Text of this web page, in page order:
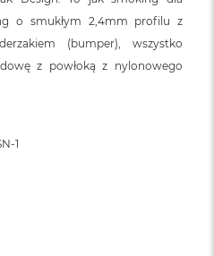
o smukłym 2,4mm profilu z
(bumper), wszystko
z powłoką z nylonowego
1